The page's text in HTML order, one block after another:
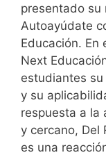
presentado su
Autoayúdate
Educación. En
Next
estudiantes
y su
respuesta a la
y cercano, Del
es una